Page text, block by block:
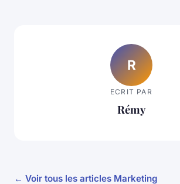
R
ECRIT PAR
Rémy
← Voir tous les articles Marketing